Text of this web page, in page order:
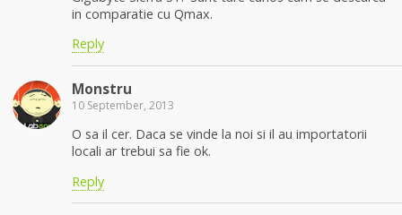
in comparatie cu Qmax.
Reply
Monstru
10 September, 2013
O sa il cer. Daca se vinde la noi si il au importatorii
locali ar trebui sa fie ok.
Reply